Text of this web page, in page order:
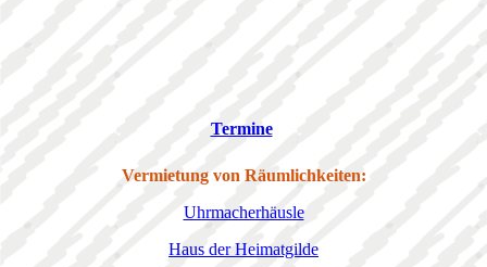
Termine
Vermietung von Räumlichkeiten:
Uhrmacherhäusle
Haus der Heimatgilde